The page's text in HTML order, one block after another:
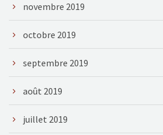
novembre 2019
octobre 2019
septembre 2019
août 2019
juillet 2019